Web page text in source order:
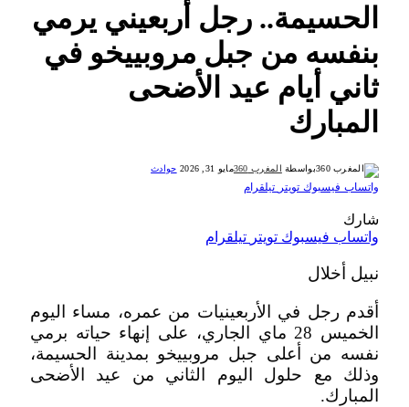
الحسيمة.. رجل أربعيني يرمي
بنفسه من جبل مروبييخو في
ثاني أيام عيد الأضحى
المبارك
بواسطة المغرب 360 مايو 31, 2026 حوادث
واتساب فيسبوك تويتر تيلقرام
شارك
واتساب فيسبوك تويتر تيلقرام
نبيل أخلال
أقدم رجل في الأربعينيات من عمره، مساء اليوم
الخميس 28 ماي الجاري، على إنهاء حياته برمي
نفسه من أعلى جبل مروبييخو بمدينة الحسيمة،
وذلك مع حلول اليوم الثاني من عيد الأضحى
المبارك.